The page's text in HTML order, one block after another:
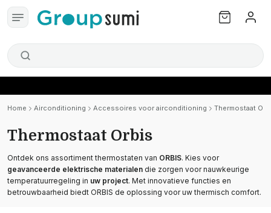
Home Airconditioning Accessoires voor airconditioning Thermostaat
Thermostaat Orbis
Ontdek ons assortiment thermostaten van ORBIS. Kies voor
geavanceerde elektrische materialen die zorgen voor nauwkeurige
temperatuurregeling in uw project. Met innovatieve functies en
betrouwbaarheid biedt ORBIS de oplossing voor uw thermisch comfort.